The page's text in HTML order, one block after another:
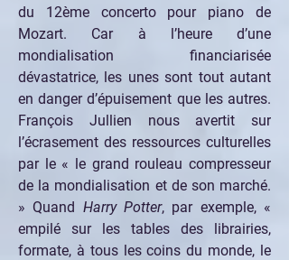
du 12ème concerto pour piano de
Mozart. Car à l’heure d’une
mondialisation financiarisée
dévastatrice, les unes sont tout autant
en danger d’épuisement que les autres.
François Jullien nous avertit sur
l’écrasement des ressources culturelles
par le « le grand rouleau compresseur
de la mondialisation et de son marché.
» Quand Harry Potter, par exemple, «
empilé sur les tables des librairies,
formate, à tous les coins du monde, le